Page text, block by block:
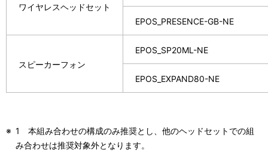
ワイヤレスヘッドセット
EPOS_PRESENCE-GB-NE
スピーカーフォン
EPOS_SP20ML-NE
EPOS_EXPAND80-NE
※ 1 本組み合わせの構成のみ推奨とし、他のヘッドセットでの組
み合わせは推奨対象外となります。